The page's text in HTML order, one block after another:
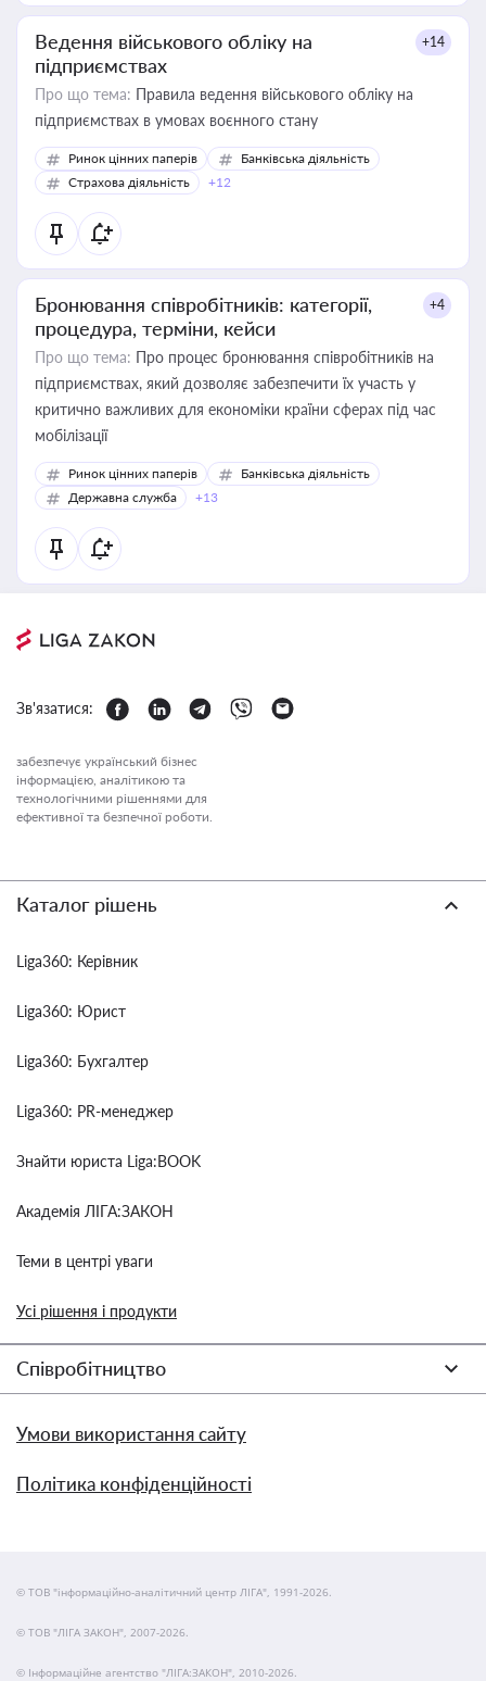
Ведення військового обліку на
підприємствах
+14
Про що тема: Правила ведення військового обліку на
підприємствах в умовах воєнного стану
Ринок цінних паперів
Банківська діяльність
Страхова діяльність
+12
Бронювання співробітників: категорії,
процедура, терміни, кейси
+4
Про що тема: Про процес бронювання співробітників на
підприємствах, який дозволяє забезпечити їх участь у
критично важливих для економіки країни сферах під час
мобілізації
Ринок цінних паперів
Банківська діяльність
Державна служба
+13
Зв'язатися:
забезпечує український бізнес
інформацією, аналітикою та
технологічними рішеннями для
ефективної та безпечної роботи.
Каталог рішень
Liga360: Керівник
Liga360: Юрист
Liga360: Бухгалтер
Liga360: PR-менеджер
Знайти юриста Liga:BOOK
Академія ЛІГА:ЗАКОН
Теми в центрі уваги
Усі рішення і продукти
Співробітництво
Умови використання сайту
Політика конфіденційності
© ТОВ "інформаційно-аналітичний центр ЛІГА", 1991-2026.
© ТОВ "ЛІГА ЗАКОН", 2007-2026.
© Інформаційне агентство "ЛІГА:ЗАКОН", 2010-2026.